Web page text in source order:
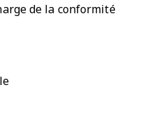
de la conformité